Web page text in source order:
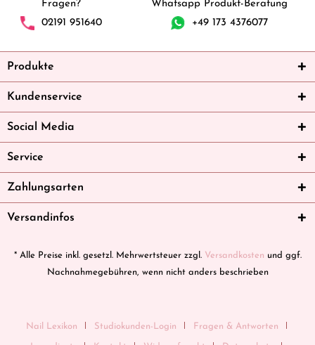
Fragen?
02191 951640
Whatsapp Produkt-Beratung
+49 173 4376077
Produkte
Kundenservice
Social Media
Service
Zahlungsarten
Versandinfos
* Alle Preise inkl. gesetzl. Mehrwertsteuer zzgl. Versandkosten und ggf.
Nachnahmegebühren, wenn nicht anders beschrieben
Nail Lexikon Studiokunden-Login Fragen & Antworten